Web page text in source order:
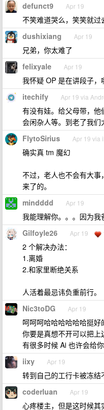
defunct9 Apr 19
不笑难道哭么，笑笑就过
dushixiang Apr 19
兄弟，你太难了
felixyale Apr 19
我怀疑 OP 是在讲段子
itechify Apr 19 via
有没有娃。给父母带，
会闲杂人等。到老了我们
FlytoSirius Apr 19 via
确实真 tm 魔幻
不过，老人也不会有大
来了的。
mindddd Apr 19
我能理解你。。。因为我
Gilfoyle26 Apr 19
2 个解决办法：
1.离婚
2.和家里断绝关系
人活着最忌讳负重前行。
Nic3toDG Apr 19
呵呵呵哈哈哈哈哈哈挺
你要是真想不开可以把
有很多时候 Ai 也许会给
iixy Apr 19
转到自己的工行卡被冻结
coderluan Apr 19
心疼楼主，但是这时候